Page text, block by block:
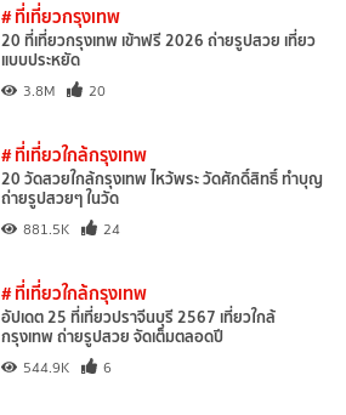
# ที่เที่ยวกรุงเทพ
20 ที่เที่ยวกรุงเทพ เข้าฟรี 2026 ถ่ายรูปสวย เที่ยว
แบบประหยัด
3.8M 20
# ที่เที่ยวใกล้กรุงเทพ
20 วัดสวยใกล้กรุงเทพ ไหว้พระ วัดศักดิ์สิทธิ์ ทำบุญ
ถ่ายรูปสวยๆ ในวัด
881.5K 24
# ที่เที่ยวใกล้กรุงเทพ
อัปเดต 25 ที่เที่ยวปราจีนบุรี 2567 เที่ยวใกล้
กรุงเทพ ถ่ายรูปสวย จัดเต็มตลอดปี
544.9K 6